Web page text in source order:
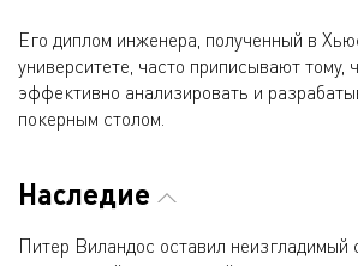
Его диплом инженера, полученный в
университете, часто приписывают тому,
эффективно анализировать и
покерным столом.
Наследие
Питер Виландос оставил неизгладимый